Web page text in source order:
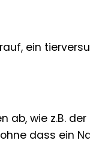
ein
ab, wie z.B. der
dass ein